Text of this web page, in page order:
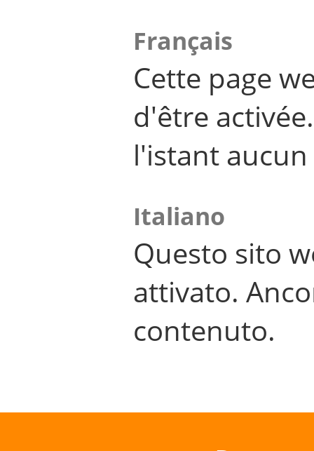
Français
Cette page
d'être
l'istant
Italiano
Questo sito
attivato.
contenuto.